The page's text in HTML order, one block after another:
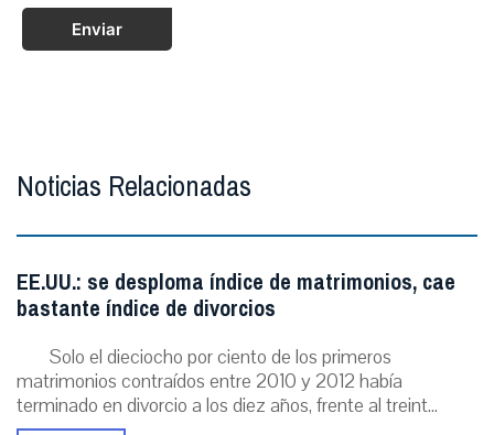
Enviar
Noticias Relacionadas
EE.UU.: se desploma índice de matrimonios, cae
bastante índice de divorcios
Solo el dieciocho por ciento de los primeros
matrimonios contraídos entre 2010 y 2012 había
terminado en divorcio a los diez años, frente al treint...